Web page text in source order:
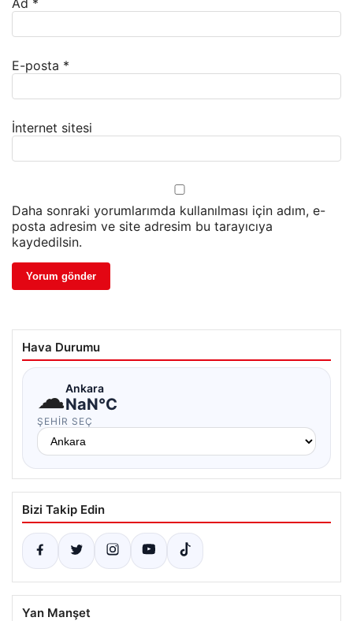
E-posta *
İnternet sitesi
Daha sonraki yorumlarımda kullanılması için adım, e-
posta adresim ve site adresim bu tarayıcıya
kaydedilsin.
Hava Durumu
☁Ankara
NaN°C
ŞEHIR SEÇ
Bizi Takip Edin
Yan Manşet